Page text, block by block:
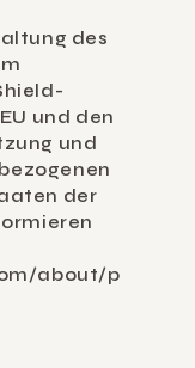
des
und den
und
der
about/p